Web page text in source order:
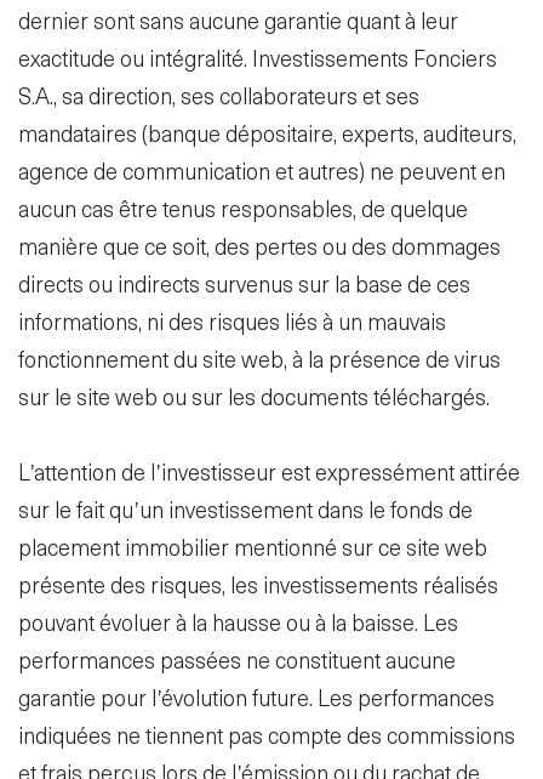
dernier sont sans aucune garantie quant à leur
exactitude ou intégralité. Investissements Fonciers
S.A., sa direction, ses collaborateurs et ses
mandataires (banque dépositaire, experts, auditeurs,
agence de communication et autres) ne peuvent en
aucun cas être tenus responsables, de quelque
manière que ce soit, des pertes ou des dommages
directs ou indirects survenus sur la base de ces
informations, ni des risques liés à un mauvais
fonctionnement du site web, à la présence de virus
sur le site web ou sur les documents téléchargés.
L’attention de l’investisseur est expressément attirée
sur le fait qu’un investissement dans le fonds de
placement immobilier mentionné sur ce site web
présente des risques, les investissements réalisés
pouvant évoluer à la hausse ou à la baisse. Les
performances passées ne constituent aucune
garantie pour l’évolution future. Les performances
indiquées ne tiennent pas compte des commissions
et frais perçus lors de l’émission ou du rachat de